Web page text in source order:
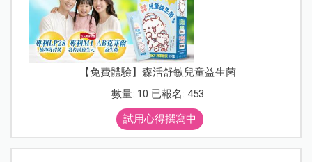
【免費體驗】森活舒敏兒童益生菌
數量: 10 已報名: 453
試用心得撰寫中